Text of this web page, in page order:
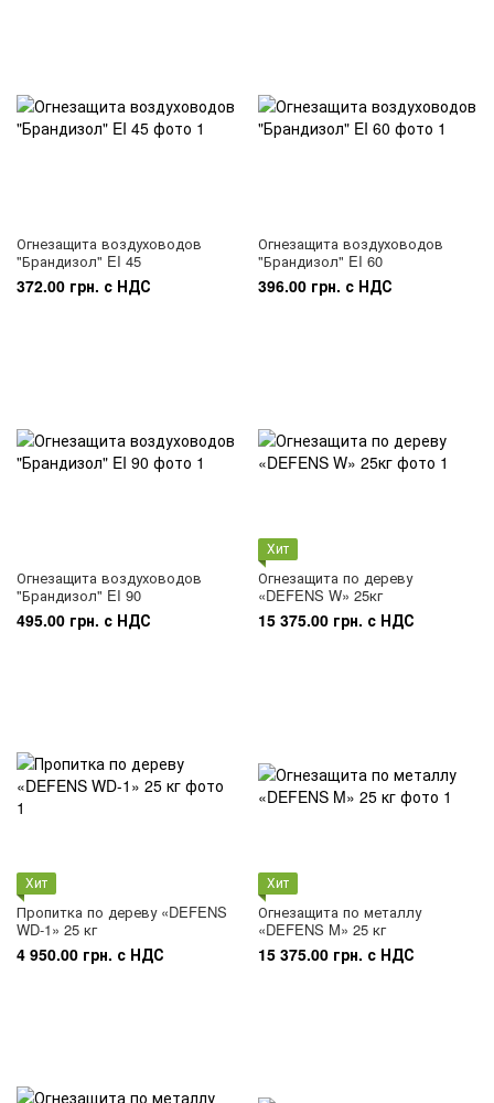
Огнезащита воздуховодов
"Брандизол" EI 45
372.00 грн. с НДС
Огнезащита воздуховодов
"Брандизол" EI 60
396.00 грн. с НДС
Огнезащита воздуховодов
"Брандизол" EI 90
495.00 грн. с НДС
Хит
Огнезащита по дереву
«DEFENS W» 25кг
15 375.00 грн. с НДС
Хит
Пропитка по дереву «DEFENS
WD-1» 25 кг
4 950.00 грн. с НДС
Хит
Огнезащита по металлу
«DEFENS M» 25 кг
15 375.00 грн. с НДС